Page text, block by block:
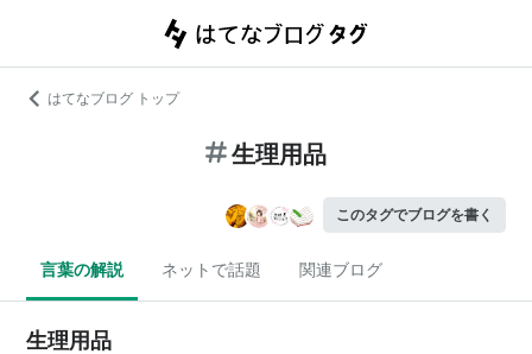
はてなブログ トップ
生理用品
このタグでブログを書く
言葉の解説 ネットで話題 関連ブログ
生理用品